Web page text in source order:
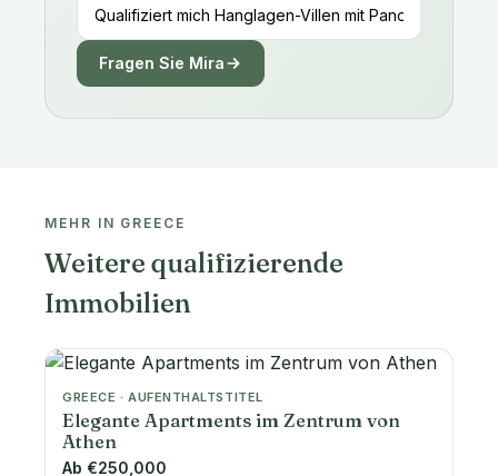
Fragen Sie Mira
MEHR IN GREECE
Weitere qualifizierende
Immobilien
GREECE · AUFENTHALTSTITEL
Elegante Apartments im Zentrum von
Athen
Ab €250,000